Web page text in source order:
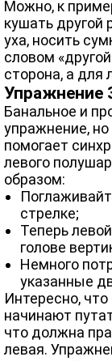
Можно, к
кушать другой
уха, носить
словом
сторона, а для
Упражнение
Банальное и
упражнение,
помогает
левого
образом:
стрелке;
Теперь
голове
Немного
указанные
Интересно,
начинают
что должна
левая.